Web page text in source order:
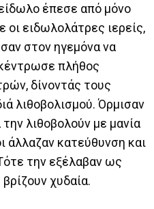
έπεσε από μόνο
οι ειδωλολάτρες ιερείς,
στον ηγεμόνα να
πλήθος
δίνοντάς τους
λιθοβολισμού. Όρμισαν
την λιθοβολούν με μανία
άλλαζαν κατεύθυνση και
την εξέλαβαν ως
χυδαία.